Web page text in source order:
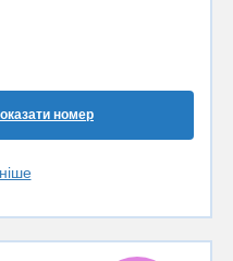
номер